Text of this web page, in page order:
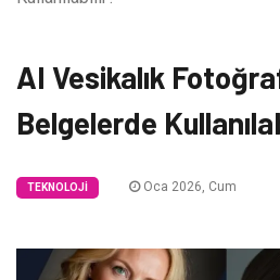
AI Vesikalık
Belgelerde
TEKNOLOJI Oca 2026, Cum